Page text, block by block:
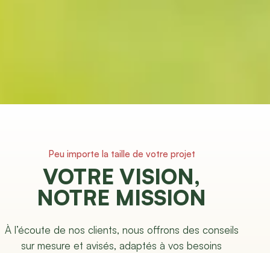
Peu importe la taille de votre projet
VOTRE VISION,
NOTRE MISSION
À l’écoute de nos clients, nous offrons des conseils
sur mesure et avisés, adaptés à vos besoins